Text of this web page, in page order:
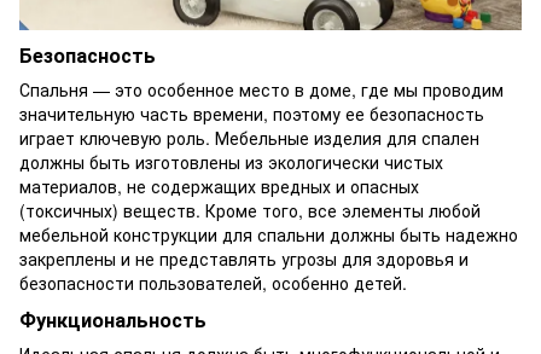
Безопасность
Спальня — это особенное место в доме, где мы проводим
значительную часть времени, поэтому ее безопасность
играет ключевую роль. Мебельные изделия для спален
должны быть изготовлены из экологически чистых
материалов, не содержащих вредных и опасных
(токсичных) веществ. Кроме того, все элементы любой
мебельной конструкции для спальни должны быть надежно
закреплены и не представлять угрозы для здоровья и
безопасности пользователей, особенно детей.
Функциональность